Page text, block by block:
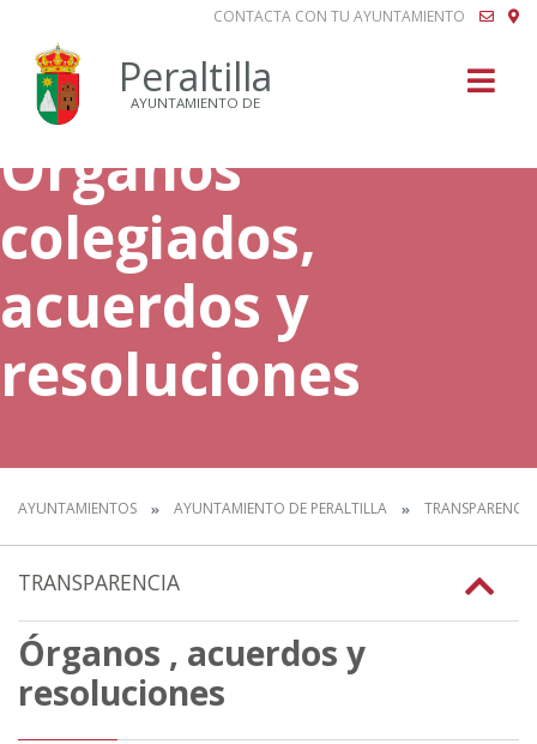
CONTACTA CON TU AYUNTAMIENTO
Peraltilla
AYUNTAMIENTO DE
Órganos
colegiados,
acuerdos y
resoluciones
AYUNTAMIENTOS AYUNTAMIENTO DE PERALTILLA TRANSPARENCIA
TRANSPARENCIA
Órganos , acuerdos y
resoluciones